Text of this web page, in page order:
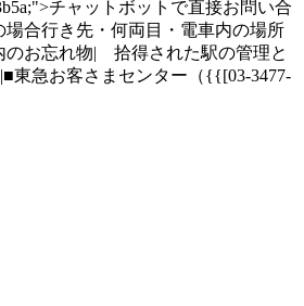
チャットボットで直接お問い合
合行き先・何両目・電車内の場所
のお忘れ物| 拾得された駅の管理と
東急お客さまセンター（{{[03-3477-